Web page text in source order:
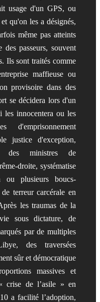
usage d'un GPS, ou
qu'on les a désignés,
même pas atteints
des passeurs, souvent
Ils sont traités comme
maffieuse ou
provisoire dans des
se décidera lors d'un
les innocentera ou les
d'emprisonnement
justice d'exception,
des ministres de
droite, systématise
ou plusieurs boucs-
terreur carcérale en
les traumas de la
sous dictature, de
par de multiples
des traversées
sûr et démocratique
massives et
crise de l’asile » en
a facilité l’adoption,